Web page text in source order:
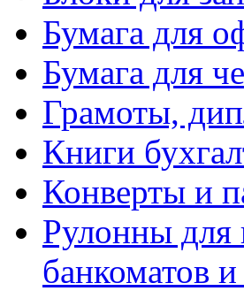
Бумага для
Бумага для
Грамоты,
Книги
Конверты и
Рулонны для
банкоматов